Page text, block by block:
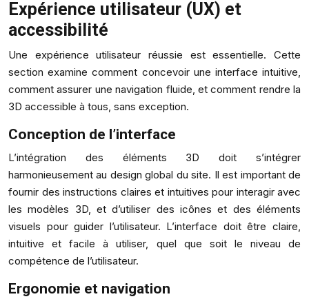
Expérience utilisateur (UX) et
accessibilité
Une expérience utilisateur réussie est essentielle. Cette
section examine comment concevoir une interface intuitive,
comment assurer une navigation fluide, et comment rendre la
3D accessible à tous, sans exception.
Conception de l’interface
L’intégration des éléments 3D doit s’intégrer
harmonieusement au design global du site. Il est important de
fournir des instructions claires et intuitives pour interagir avec
les modèles 3D, et d’utiliser des icônes et des éléments
visuels pour guider l’utilisateur. L’interface doit être claire,
intuitive et facile à utiliser, quel que soit le niveau de
compétence de l’utilisateur.
Ergonomie et navigation